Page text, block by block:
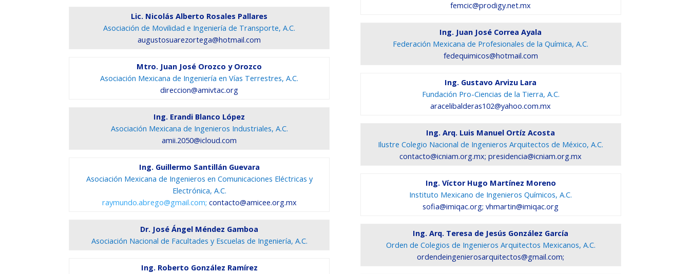
Lic. Nicolás Alberto Rosales Pallares
Asociación de Movilidad e Ingeniería de Transporte, A.C.
augustosuarezortega@hotmail.com
Mtro. Juan José Orozco y Orozco
Asociación Mexicana de Ingeniería en Vías Terrestres, A.C.
direccion@amivtac.org
Ing. Erandi Blanco López
Asociación Mexicana de Ingenieros Industriales, A.C.
amii.2050@icloud.com
Ing. Guillermo Santillán Guevara
Asociación Mexicana de Ingenieros en Comunicaciones Eléctricas y
Electrónica, A.C.
raymundo.abrego@gmail.com; contacto@amicee.org.mx
Dr. José Ángel Méndez Gamboa
Asociación Nacional de Facultades y Escuelas de Ingeniería, A.C.
Ing. Roberto González Ramírez
femcic@prodigy.net.mx
Ing. Juan José Correa Ayala
Federación Mexicana de Profesionales de la Química, A.C.
fedequimicos@hotmail.com
Ing. Gustavo Arvizu Lara
Fundación Pro-Ciencias de la Tierra, A.C.
aracelibalderas102@yahoo.com.mx
Ing. Arq. Luis Manuel Ortíz Acosta
Ilustre Colegio Nacional de Ingenieros Arquitectos de México, A.C.
contacto@icniam.org.mx; presidencia@icniam.org.mx
Ing. Víctor Hugo Martínez Moreno
Instituto Mexicano de Ingenieros Químicos, A.C.
sofia@imiqac.org; vhmartin@imiqac.org
Ing. Arq. Teresa de Jesús González García
Orden de Colegios de Ingenieros Arquitectos Mexicanos, A.C.
ordendeingenierosarquitectos@gmail.com;